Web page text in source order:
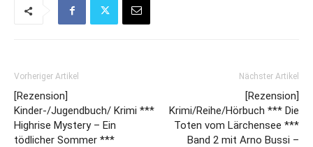
Vorheriger Artikel
[Rezension]
Kinder-/Jugendbuch/ Krimi ***
Highrise Mystery – Ein
tödlicher Sommer ***
Nächster Artikel
[Rezension]
Krimi/Reihe/Hörbuch *** Die
Toten vom Lärchensee ***
Band 2 mit Arno Bussi –